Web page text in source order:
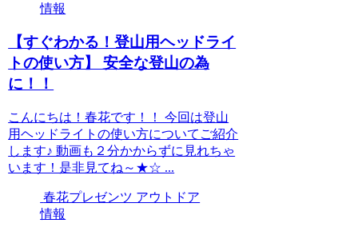
情報
【すぐわかる！登山用ヘッドライ
トの使い方】 安全な登山の為
に！！
こんにちは！春花です！！ 今回は登山
用ヘッドライトの使い方についてご紹介
します♪ 動画も２分かからずに見れちゃ
います！是非見てね～★☆ ...
春花プレゼンツ アウトドア
情報